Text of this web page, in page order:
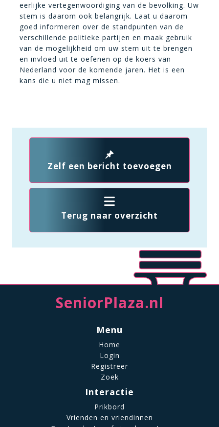
eerlijke vertegenwoordiging van de bevolking. Uw
stem is daarom ook belangrijk. Laat u daarom
goed informeren over de standpunten van de
verschillende politieke partijen en maak gebruik
van de mogelijkheid om uw stem uit te brengen
en invloed uit te oefenen op de koers van
Nederland voor de komende jaren. Het is een
kans die u niet mag missen.
Zelf een bericht toevoegen
Terug naar overzicht
SeniorPlaza.nl
Menu
Home
Login
Registreer
Zoek
Interactie
Prikbord
Vrienden en vriendinnen